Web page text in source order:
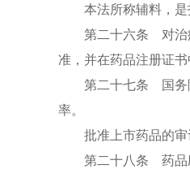
本法所称辅料，是
第二十六条 对治疗
准，并在药品注册证书
第二十七条 国务院
率。
批准上市药品的审
第二十八条 药品应